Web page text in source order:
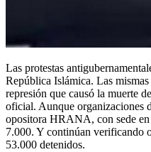
Las protestas
República Islámica. Las
represión que causó la muerte
oficial. Aunque organizaciones
opositora HRANA, con sede
7.000. Y continúan verificando
53.000 detenidos.